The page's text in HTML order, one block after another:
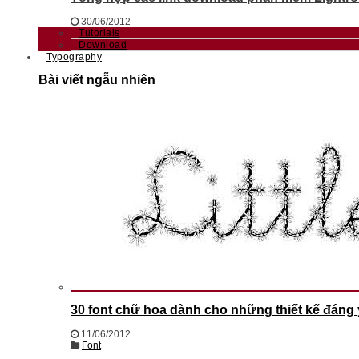
30/06/2012
Tutorials
Download
Typography
Bài viết ngẫu nhiên
30 font chữ hoa dành cho những thiết kế đáng
11/06/2012
Font